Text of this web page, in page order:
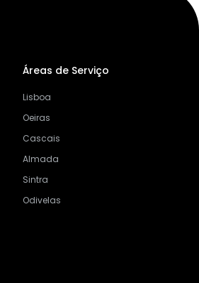
Áreas de Serviço
Lisboa
Oeiras
Cascais
Almada
Sintra
Odivelas